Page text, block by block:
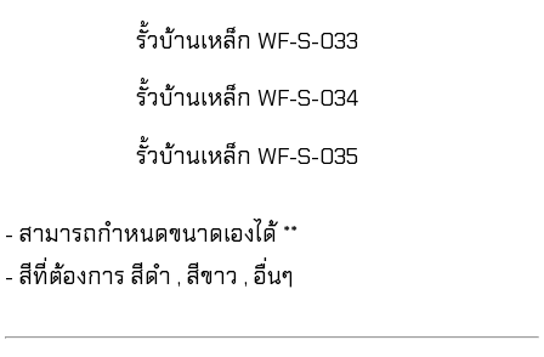
รั้วบ้านเหล็ก WF-S-033
รั้วบ้านเหล็ก WF-S-034
รั้วบ้านเหล็ก WF-S-035
- สามารถกำหนดขนาดเองได้ **
- สีที่ต้องการ สีดำ , สีขาว , อื่นๆ